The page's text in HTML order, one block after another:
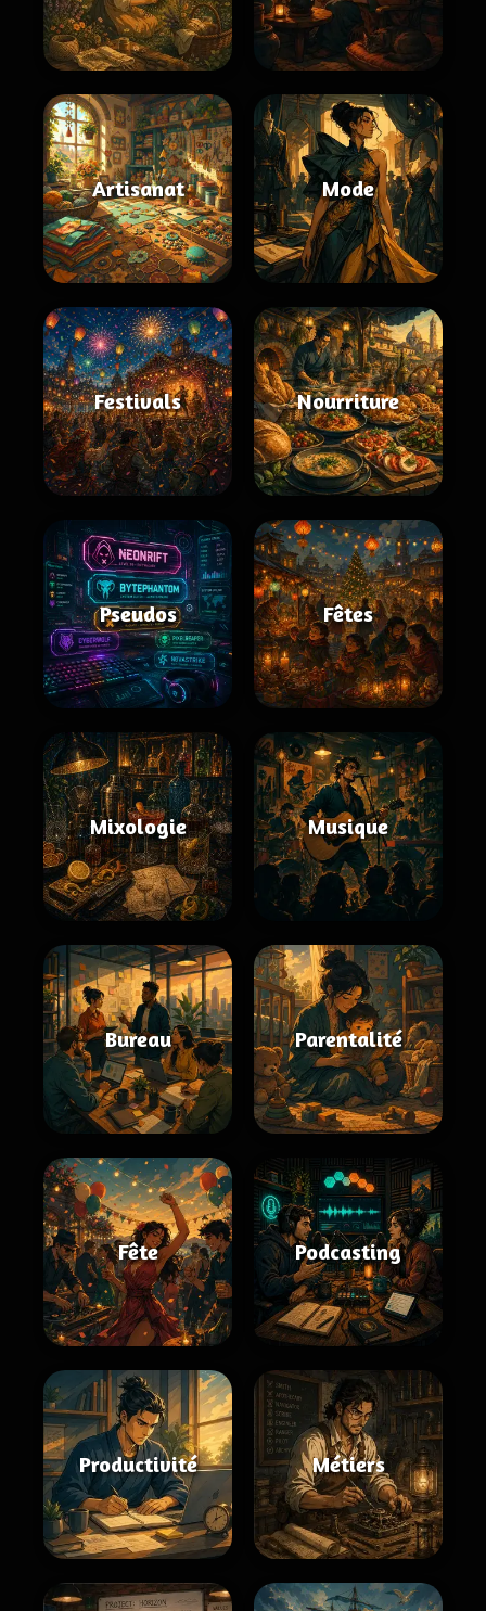
Artisanat Mode
Festivals Nourriture
Pseudos Fêtes
Mixologie Musique
Bureau Parentalité
Fête Podcasting
Productivité Métiers